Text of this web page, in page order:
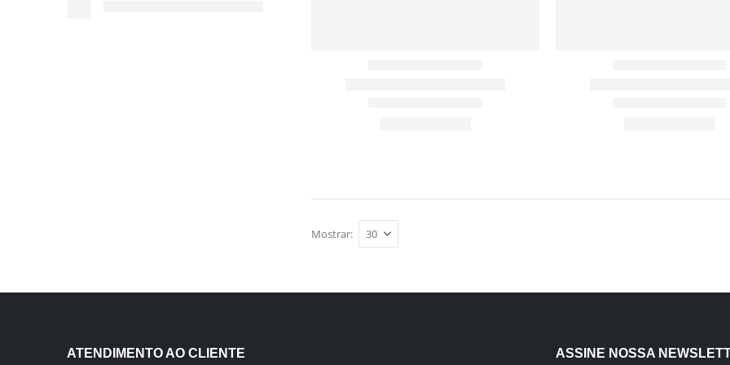
Mostrar:
ATENDIMENTO AO CLIENTE ASSINE NOSSA